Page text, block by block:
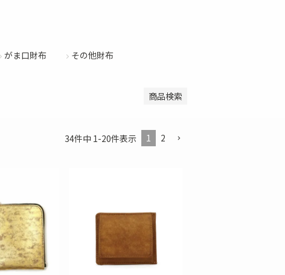
その他ファッション雑貨
がま口財布 その他財布
商品検索
34件中 1-20件表示 1 2